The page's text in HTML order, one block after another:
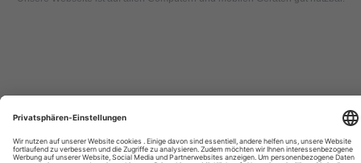
news,
turismo,
Tourismus